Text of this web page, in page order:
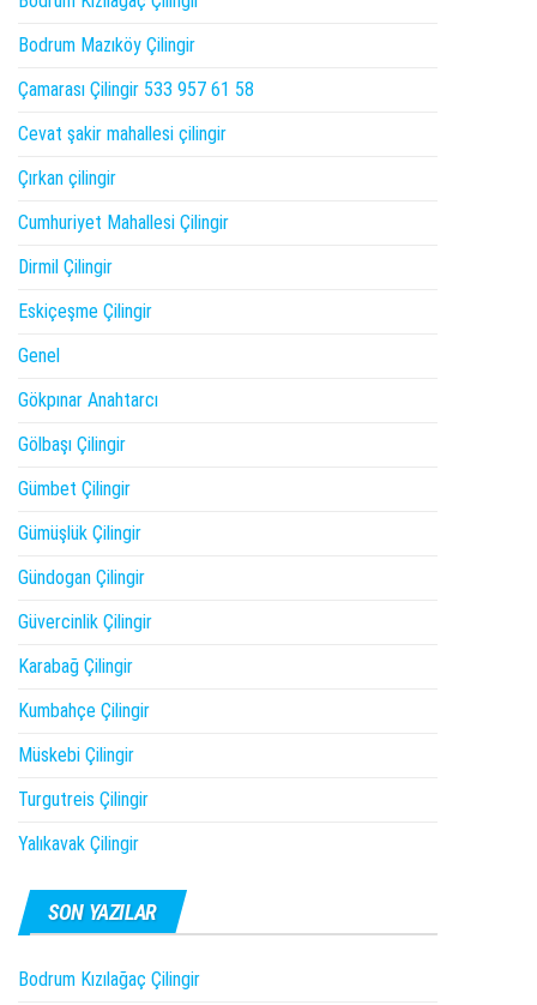
Bodrum Mazıköy Çilingir
Çamarası Çilingir 533 957 61 58
Cevat şakir mahallesi çilingir
Çırkan çilingir
Cumhuriyet Mahallesi Çilingir
Dirmil Çilingir
Eskiçeşme Çilingir
Genel
Gökpınar Anahtarcı
Gölbaşı Çilingir
Gümbet Çilingir
Gümüşlük Çilingir
Gündogan Çilingir
Güvercinlik Çilingir
Karabağ Çilingir
Kumbahçe Çilingir
Müskebi Çilingir
Turgutreis Çilingir
Yalıkavak Çilingir
SON YAZILAR
Bodrum Kızılağaç Çilingir